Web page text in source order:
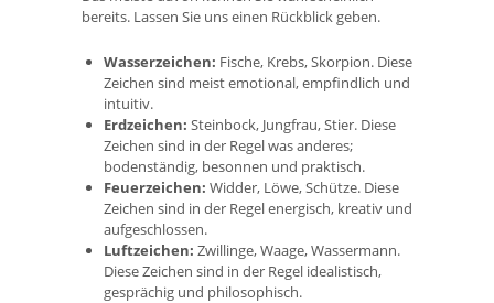
bereits. Lassen Sie uns einen Rückblick geben.
Wasserzeichen: Fische, Krebs, Skorpion. Diese
Zeichen sind meist emotional, empfindlich und
intuitiv.
Erdzeichen: Steinbock, Jungfrau, Stier. Diese
Zeichen sind in der Regel was anderes;
bodenständig, besonnen und praktisch.
Feuerzeichen: Widder, Löwe, Schütze. Diese
Zeichen sind in der Regel energisch, kreativ und
aufgeschlossen.
Luftzeichen: Zwillinge, Waage, Wassermann.
Diese Zeichen sind in der Regel idealistisch,
gesprächig und philosophisch.